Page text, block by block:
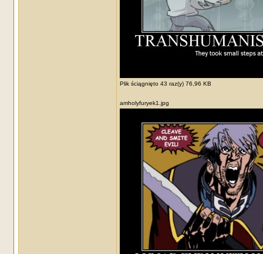
Plik ściągnięto 43 raz(y) 76,96 KB
amholyfuryek1.jpg